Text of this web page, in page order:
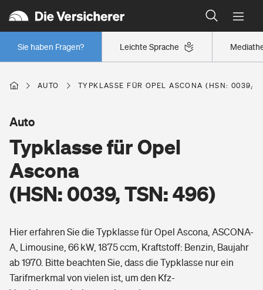
Leichte Sprache
Sie haben Fragen?
Wer versichert was: Jetzt Versicherer finden
Regionalklassen: So ist Ihre Region eingestuft
Wer versichert was: Jetzt Versicherer finden
Berufsunfähigkeitsversicherung
Arbeitsrechtsschutz
Berufshaftpflichtversicherung
Wohnen
Wohngebäudeversicherung
Hausratversicherung
Elementarversicherung
Pri­vate Haft­pflicht­
Rechts­schutz­ver­si­che­rung
Gesundheit
AUTO TYPKLASSE FÜR OPEL ASCONA (HSN: 0039,
Typklasse für Opel
Ascona
(HSN: 0039, TSN: 496)
Auto
Hier erfahren Sie die Typklasse für Opel Ascona, ASCONA-
A, Limousine, 66 kW, 1875 ccm, Kraftstoff: Benzin, Baujahr
ab 1970. Bitte beachten Sie, dass die Typklasse nur ein
Tarifmerkmal von vielen ist, um den Kfz-